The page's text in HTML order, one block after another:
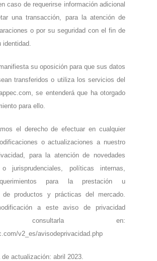
caso de requerirse información adicional
una transacción, para la atención de
o por su seguridad con el fin de
identidad.
su oposición para que sus datos
transferidos o utiliza los servicios del
se entenderá que ha otorgado
para ello.
el derecho de efectuar en cualquier
o actualizaciones a nuestro
para la atención de novedades
o jurisprudenciales, políticas internas,
para la prestación u
de productos y prácticas del mercado.
a este aviso de privacidad
consultarla en:
v2_es/avisodeprivacidad.php
actualización: abril 2023.